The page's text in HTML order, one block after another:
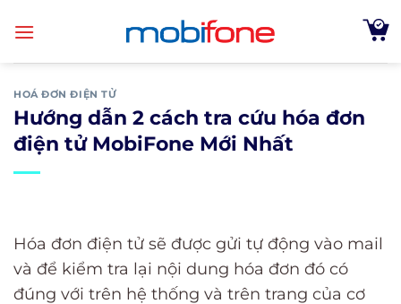
HOÁ ĐƠN ĐIỆN TỬ
Hướng dẫn 2 cách tra cứu hóa đơn
điện tử MobiFone Mới Nhất
Hóa đơn điện tử sẽ được gửi tự động vào mail
và để kiểm tra lại nội dung hóa đơn đó có
đúng với trên hệ thống và trên trang của cơ